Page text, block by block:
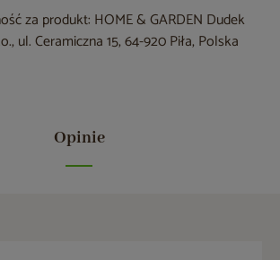
za produkt: HOME & GARDEN Dudek
ul. Ceramiczna 15, 64-920 Piła, Polska
Opinie